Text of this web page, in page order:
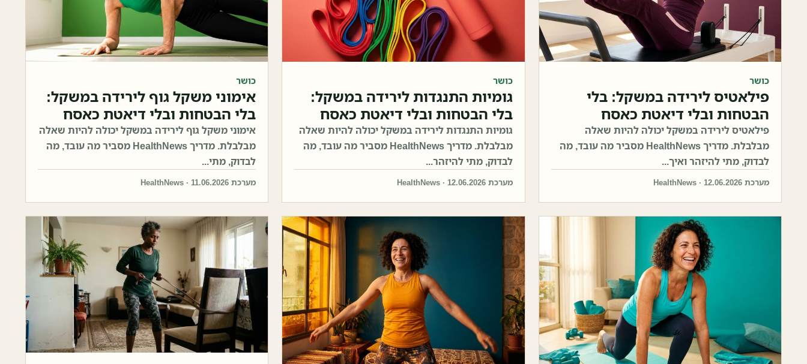
כושר
פילאטיס לירידה במשקל: בלי
הבטחות ובלי דיאטת כאסח
פילאטיס לירידה במשקל יכולה להיות שאלה
מבלבלת. מדריך HealthNews מסביר מה עובד, מה
לבדוק, מתי להיזהר ואיך...
מערכת HealthNews · 12.06.2026
כושר
גומיות התנגדות לירידה במשקל:
בלי הבטחות ובלי דיאטת כאסח
גומיות התנגדות לירידה במשקל יכולה להיות שאלה
מבלבלת. מדריך HealthNews מסביר מה עובד, מה
לבדוק, מתי להיזהר...
מערכת HealthNews · 12.06.2026
כושר
אימוני משקל גוף לירידה במשקל:
בלי הבטחות ובלי דיאטת כאסח
אימוני משקל גוף לירידה במשקל יכולה להיות שאלה
מבלבלת. מדריך HealthNews מסביר מה עובד, מה
לבדוק, מתי...
מערכת HealthNews · 11.06.2026